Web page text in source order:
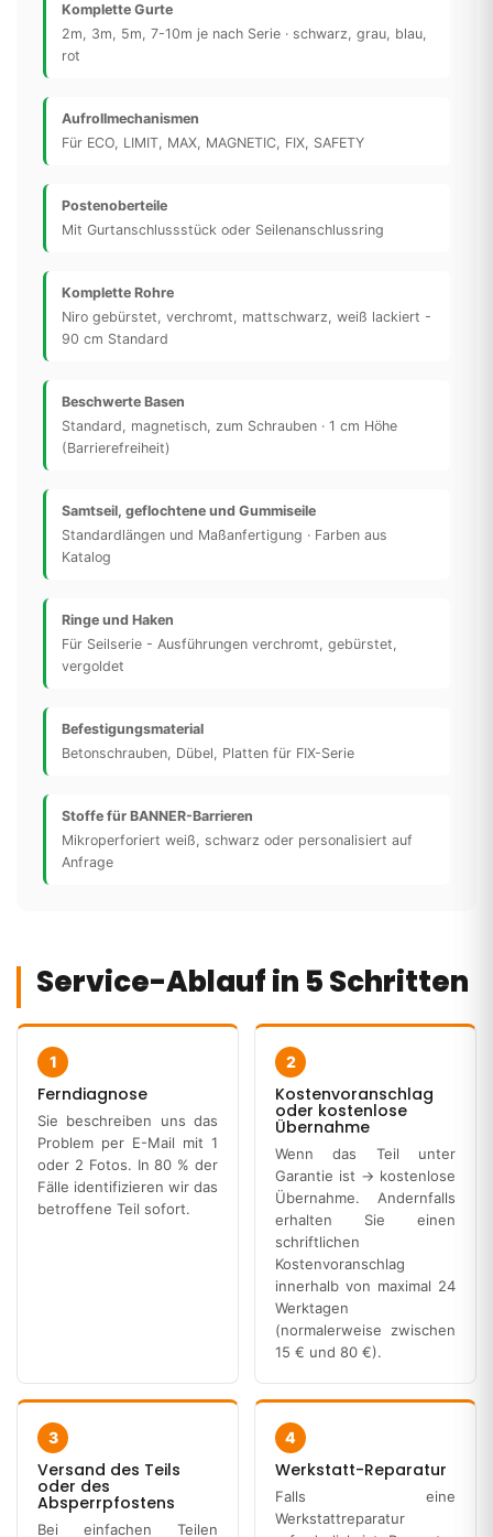
Komplette Gurte
2m, 3m, 5m, 7-10m je nach Serie · schwarz, grau, blau,
rot
Aufrollmechanismen
Für ECO, LIMIT, MAX, MAGNETIC, FIX, SAFETY
Postenoberteile
Mit Gurtanschlussstück oder Seilenanschlussring
Komplette Rohre
Niro gebürstet, verchromt, mattschwarz, weiß lackiert -
90 cm Standard
Beschwerte Basen
Standard, magnetisch, zum Schrauben · 1 cm Höhe
(Barrierefreiheit)
Samtseil, geflochtene und Gummiseile
Standardlängen und Maßanfertigung · Farben aus
Katalog
Ringe und Haken
Für Seilserie - Ausführungen verchromt, gebürstet,
vergoldet
Befestigungsmaterial
Betonschrauben, Dübel, Platten für FIX-Serie
Stoffe für BANNER-Barrieren
Mikroperforiert weiß, schwarz oder personalisiert auf
Anfrage
Service-Ablauf in 5 Schritten
1
Ferndiagnose
Sie beschreiben uns das
Problem per E-Mail mit 1
oder 2 Fotos. In 80 % der
Fälle identifizieren wir das
betroffene Teil sofort.
2
Kostenvoranschlag
oder kostenlose
Übernahme
Wenn das Teil unter
Garantie ist → kostenlose
Übernahme. Andernfalls
erhalten Sie einen
schriftlichen
Kostenvoranschlag
innerhalb von maximal 24
Werktagen
(normalerweise zwischen
15 € und 80 €).
3
Versand des Teils
oder des
Absperrpfostens
Bei einfachen Teilen
4
Werkstatt-Reparatur
Falls eine
Werkstattreparatur